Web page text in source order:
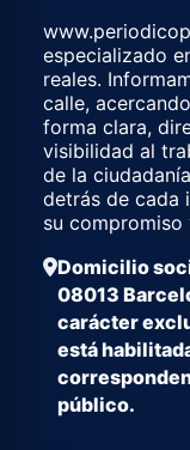
especializado
reales.
calle,
forma clara,
visibilidad al
de la
detrás de cada
su
Domicilio
08013
carácter
está
público.